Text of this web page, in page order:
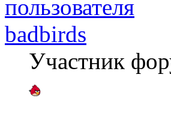
badbirds
Участник